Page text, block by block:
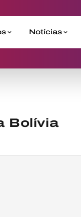
Notícias
Bolívia